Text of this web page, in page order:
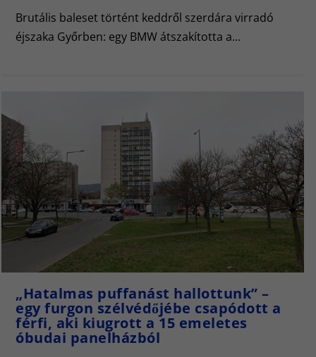
Brutális baleset történt keddről szerdára virradó
éjszaka Győrben: egy BMW átszakította a...
„Hatalmas puffanást hallottunk” –
egy furgon szélvédőjébe csapódott a
férfi, aki kiugrott a 15 emeletes
óbudai panelházból